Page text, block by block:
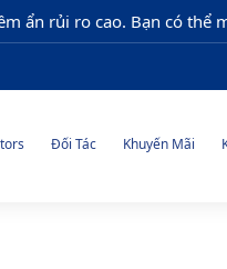
ẩn rủi ro cao. Bạn có thể
Đối Tác Khuyến Mãi